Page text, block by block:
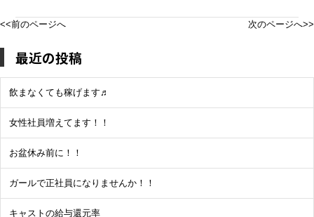
<<前のページへ 次のページへ>>
最近の投稿
飲まなくても稼げます♬
女性社員増えてます！！
お盆休み前に！！
ガールで正社員になりませんか！！
キャストの給与還元率